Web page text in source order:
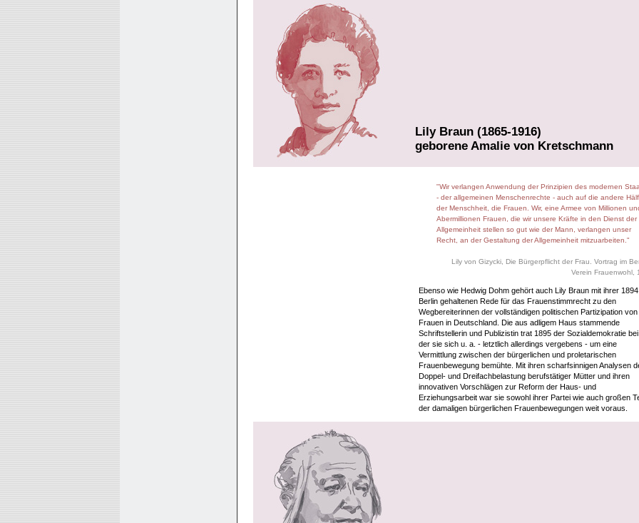
Lily Braun (1865-1916)
geborene Amalie von Kretschmann
"Wir verlangen Anwendung der Prinzipien des modernen
- der allgemeinen Menschenrechte - auch auf die andere
der Menschheit, die Frauen. Wir, eine Armee von Millionen
Abermillionen Frauen, die wir unsere Kräfte in den Dienst der
Allgemeinheit stellen so gut wie der Mann, verlangen unser
Recht, an der Gestaltung der Allgemeinheit mitzuarbeiten."
Lily von Gizycki, Die Bürgerpflicht der Frau. Vortrag im
Verein Frauenwohl,
Ebenso wie Hedwig Dohm gehört auch Lily Braun mit ihrer 1894
Berlin gehaltenen Rede für das Frauen­stimmrecht zu den
Wegbereiterinnen der vollständigen politischen Partizipation von
Frauen in Deutschland. Die aus adligem Haus stammende
Schriftstellerin und Publizistin trat 1895 der Sozialdemokratie
der sie sich u. a. - letztlich allerdings vergebens - um eine
Vermittlung zwischen der bürgerlichen und proletarischen
Frauenbewegung bemühte. Mit ihren scharfsinnigen Analysen
Doppel- und Dreifachbelastung berufstätiger Mütter und ihren
innovativen Vorschlägen zur Reform der Haus- und
Erziehungsarbeit war sie sowohl ihrer Partei wie auch großen
der damaligen bürgerlichen Frauenbewegungen weit voraus.